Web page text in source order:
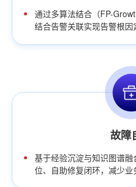
通过多算法结合（FP-
结合告警关联实现告警根因
故障
基于经验沉淀与知识图谱
位、自助修复闭环，减少业